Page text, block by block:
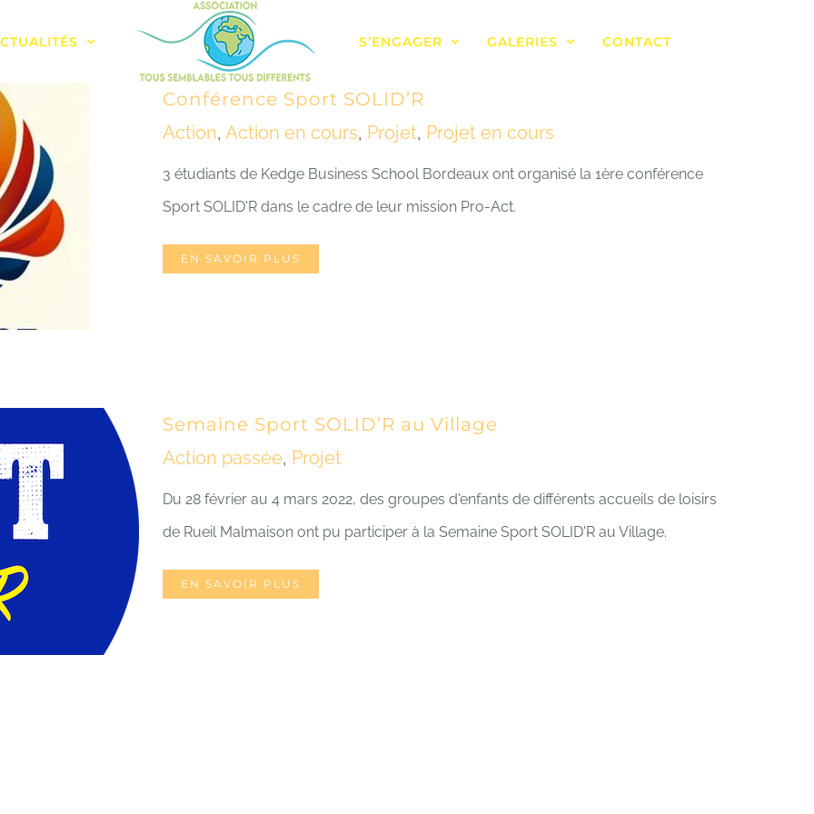
S’ENGAGER GALERIES CONTACT
Conférence Sport SOLID’R
Action, Action en cours, Projet, Projet en cours
3 étudiants de Kedge Business School Bordeaux ont organisé la 1ère conférence
Sport SOLID'R dans le cadre de leur mission Pro-Act.
EN SAVOIR PLUS
Semaine Sport SOLID’R au Village
Action passée, Projet
Du 28 février au 4 mars 2022, des groupes d'enfants de différents accueils de loisirs
de Rueil Malmaison ont pu participer à la Semaine Sport SOLID'R au Village.
EN SAVOIR PLUS